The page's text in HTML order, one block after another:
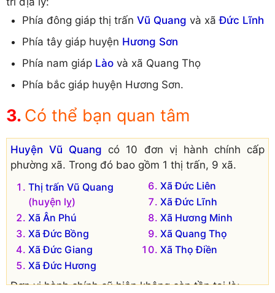
Phía đông giáp thị trấn Vũ Quang và xãĐức Lĩnh
Phía tây giáp huyện Hương Sơn
Phía nam giáp Làovà xã Quang Thọ
Phía bắc giáp huyện Hương Sơn.
Có thể bạn quan tâm
Huyện Vũ Quang có 10 đơn vị hành chính cấp
phường xã. Trong đó bao gồm 1 thị trấn, 9 xã.
Thị trấn Vũ Quang
(huyện lỵ)
Xã Ân Phú
Xã Đức Bồng
Xã Đức Giang
Xã Đức Hương
Xã Đức Liên
Xã Đức Lĩnh
Xã Hương Minh
Xã Quang Thọ
Xã Thọ Điền
Đơn vị hành chính cũ hiện không còn tồn tại là: